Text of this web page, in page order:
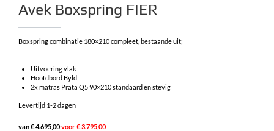
Avek Boxspring FIER
Boxspring combinatie 180×210 compleet, bestaande uit;
Uitvoering vlak
Hoofdbord Byld
2x matras Prata Q5 90×210 standaard en stevig
Levertijd 1-2 dagen
van € 4.695,00voor € 3.795,00